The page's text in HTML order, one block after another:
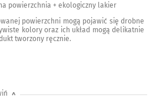
powierzchnia + ekologiczny lakier
powierzchni mogą pojawić się drobne
kolory oraz ich układ mogą delikatnie
tworzony ręcznie.
>